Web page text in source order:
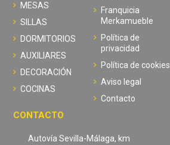
MESAS
SILLAS
DORMITORIOS
AUXILIARES
DECORACIÓN
COCINAS
Franquicia
Merkamueble
Política de
privacidad
Política de cookies
Aviso legal
Contacto
CONTACTO
Autovía Sevilla-Málaga, km